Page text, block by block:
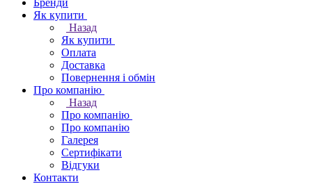
Бренди
Як купити
Назад
Як купити
Оплата
Доставка
Повернення і обмін
Про компанію
Назад
Про компанію
Про компанію
Галерея
Сертифікати
Відгуки
Контакти